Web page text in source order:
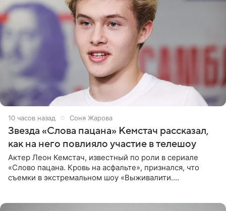
10 часов назад Соня Жарова
Звезда «Слова пацана» Кемстач рассказал,
как на него повлияло участие в телешоу
Актер Леон Кемстач, известный по роли в сериале
«Слово пацана. Кровь на асфальте», признался, что
съемки в экстремальном шоу «Выживалити.